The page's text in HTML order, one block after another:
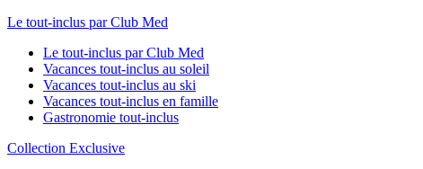
Le tout-inclus par Club Med
Le tout-inclus par Club Med
Vacances tout-inclus au soleil
Vacances tout-inclus au ski
Vacances tout-inclus en famille
Gastronomie tout-inclus
Collection Exclusive